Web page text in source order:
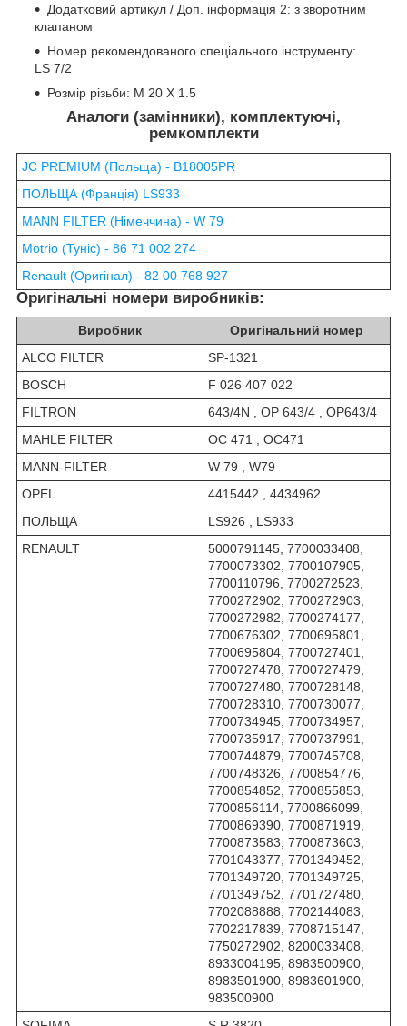
Додатковий артикул / Доп. інформація 2: з зворотним
клапаном
Номер рекомендованого спеціального інструменту:
LS 7/2
Розмір різьби: M 20 X 1.5
Аналоги (замінники), комплектуючі,
ремкомплекти
JC PREMIUM (Польща) - B18005PR
ПОЛЬЩА (Франція) LS933
MANN FILTER (Німеччина) - W 79
Motrio (Туніс) - 86 71 002 274
Renault (Оригінал) - 82 00 768 927
Оригінальні номери виробників:
Виробник
Оригінальний номер
ALCO FILTER
SP-1321
BOSCH
F 026 407 022
FILTRON
643/4N , OP 643/4 , OP643/4
MAHLE FILTER
OC 471 , OC471
MANN-FILTER
W 79 , W79
OPEL
4415442 , 4434962
ПОЛЬЩА
LS926 , LS933
RENAULT
5000791145, 7700033408,
7700073302, 7700107905,
7700110796, 7700272523,
7700272902, 7700272903,
7700272982, 7700274177,
7700676302, 7700695801,
7700695804, 7700727401,
7700727478, 7700727479,
7700727480, 7700728148,
7700728310, 7700730077,
7700734945, 7700734957,
7700735917, 7700737991,
7700744879, 7700745708,
7700748326, 7700854776,
7700854852, 7700855853,
7700856114, 7700866099,
7700869390, 7700871919,
7700873583, 7700873603,
7701043377, 7701349452,
7701349720, 7701349725,
7701349752, 7701727480,
7702088888, 7702144083,
7702217839, 7708715147,
7750272902, 8200033408,
8933004195, 8983500900,
8983501900, 8983601900,
983500900